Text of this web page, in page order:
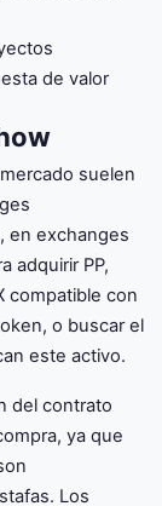
de valor
suelen
en exchanges
adquirir PP,
compatible con
o buscar el
este activo.
del contrato
ya que
Los